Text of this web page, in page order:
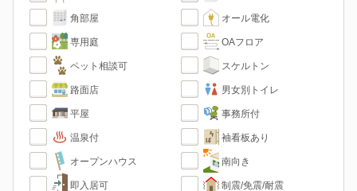
角部屋 オール電化
専用庭 OAフロア
ペット相談可 スケルトン
路面店 男女別トイレ
平屋 事務所付
温泉付 袖看板あり
オープンハウス 南向き
即入居可 制震/免震/耐震